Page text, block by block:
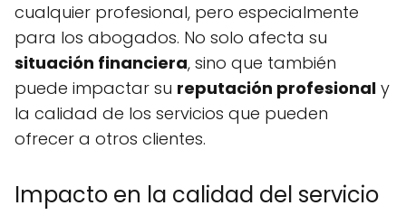
cualquier profesional, pero especialmente
para los abogados. No solo afecta su
situación financiera, sino que también
puede impactar su reputación profesional y
la calidad de los servicios que pueden
ofrecer a otros clientes.
Impacto en la calidad del servicio